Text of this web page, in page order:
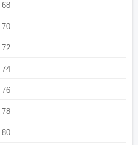
68
70
72
74
76
78
80